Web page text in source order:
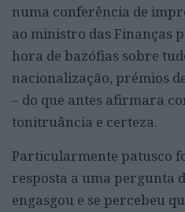
numa conferência de
ao ministro das Finanças
hora de bazófias sobre
nacionalização, prémios
– do que antes afirmara
tonitruância e certeza.
Particularmente patusco
resposta a uma pergunta
engasgou e se percebeu